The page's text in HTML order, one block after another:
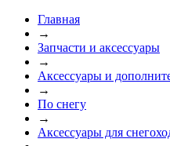
Главная
→
Запчасти и аксессуары
→
Аксессуары и
→
По снегу
→
Аксессуары для